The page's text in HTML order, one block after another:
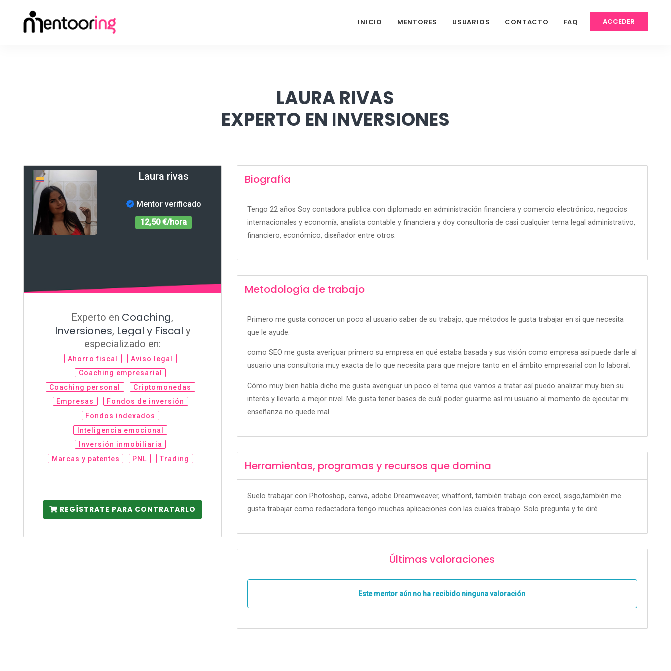
ACCEDER
INICIO MENTORES USUARIOS CONTACTO FAQ
LAURA RIVAS
EXPERTO EN INVERSIONES
Laura rivas
Mentor verificado
12,50 €/hora
Experto en Coaching,
Inversiones, Legal y Fiscal y
especializado en:
Ahorro fiscal
Aviso legal
Coaching empresarial
Coaching personal
Criptomonedas
Empresas
Fondos de inversión
Fondos indexados
Inteligencia emocional
Inversión inmobiliaria
Marcas y patentes
PNL Trading
REGÍSTRATE PARA CONTRATARLO
Biografía
Tengo 22 años Soy contadora publica con diplomado en administración financiera y comercio electrónico, negocios
internacionales y economía, analista contable y financiera y doy consultoria de casi cualquier tema legal administrativo,
financiero, económico, diseñador entre otros.
Metodología de trabajo
Primero me gusta conocer un poco al usuario saber de su trabajo, que métodos le gusta trabajar en si que necesita
que le ayude.
como SEO me gusta averiguar primero su empresa en qué estaba basada y sus visión como empresa así puede darle al
usuario una consultoria muy exacta de lo que necesita para que mejore tanto en el ámbito empresarial con lo laboral.
Cómo muy bien había dicho me gusta averiguar un poco el tema que vamos a tratar así puedo analizar muy bien su
interés y llevarlo a mejor nivel. Me gusta tener bases de cuál poder guiarme así mi usuario al momento de ejecutar mi
enseñanza no quede mal.
Herramientas, programas y recursos que domina
Suelo trabajar con Photoshop, canva, adobe Dreamweaver, whatfont, también trabajo con excel, sisgo,también me
gusta trabajar como redactadora tengo muchas aplicaciones con las cuales trabajo. Solo pregunta y te diré
Últimas valoraciones
Este mentor aún no ha recibido ninguna valoración